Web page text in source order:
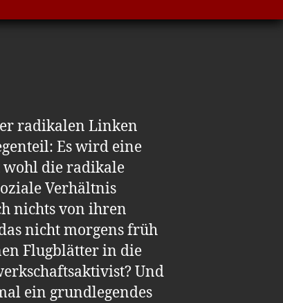
radikalen Linken
Es wird eine
wohl die radikale
Verhältnis
nichts von ihren
nicht morgens früh
Flugblätter in die
Und
ein grundlegendes